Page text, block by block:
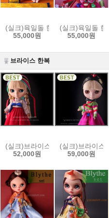
(실크)육일돌 한복-노랑색동저고
55,000원
(실크)육일돌
55,000원
브라이스 한복
(실크)브라이스한복-연횟빛저고
52,000원
(실크)브라이스
59,000원